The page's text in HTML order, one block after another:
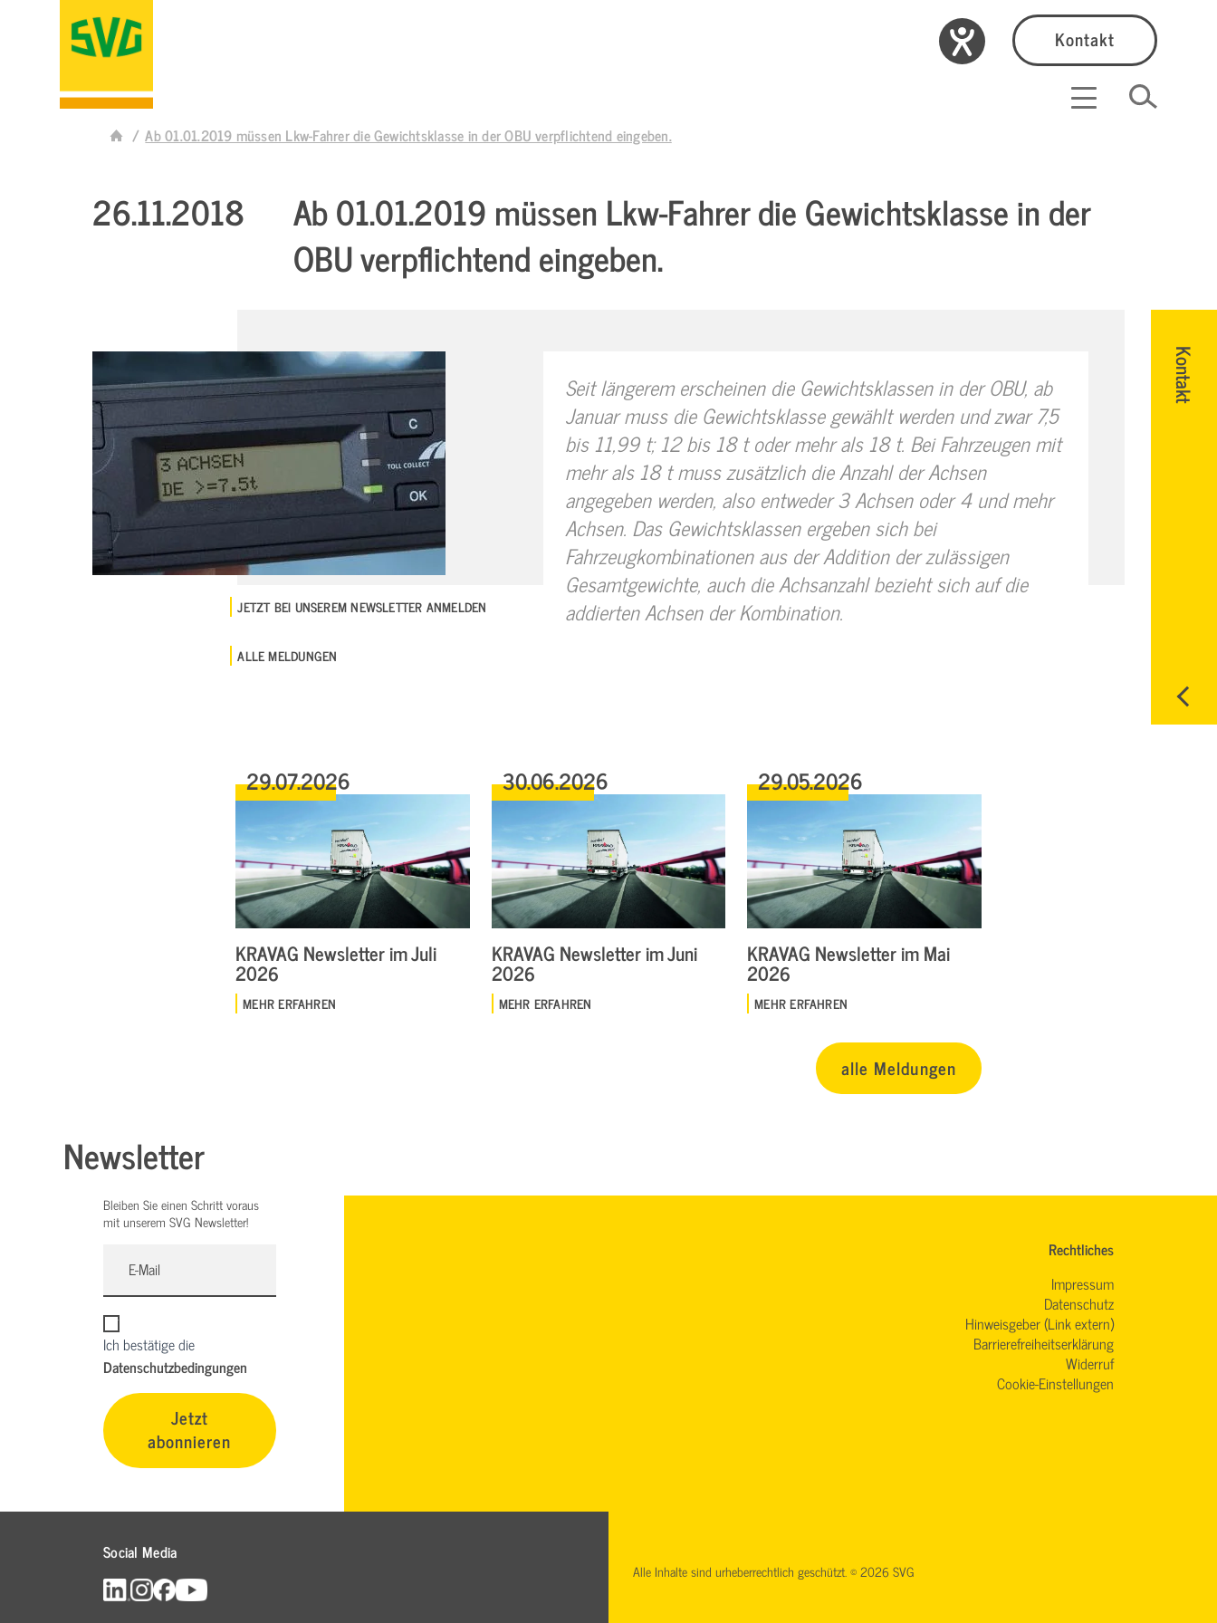
Kontakt
Kontakt
Ab 01.01.2019 müssen Lkw-Fahrer die Gewichtsklasse in der OBU verpflichtend eingeben.
26.11.2018
Ab 01.01.2019 müssen Lkw-Fahrer die Gewichtsklasse in der
OBU verpflichtend eingeben.
JETZT BEI UNSEREM NEWSLETTER ANMELDEN
ALLE MELDUNGEN
Seit längerem erscheinen die Gewichtsklassen in der OBU, ab
Januar muss die Gewichtsklasse gewählt werden und zwar 7,5
bis 11,99 t; 12 bis 18 t oder mehr als 18 t. Bei Fahrzeugen mit
mehr als 18 t muss zusätzlich die Anzahl der Achsen
angegeben werden, also entweder 3 Achsen oder 4 und mehr
Achsen. Das Gewichtsklassen ergeben sich bei
Fahrzeugkombinationen aus der Addition der zulässigen
Gesamtgewichte, auch die Achsanzahl bezieht sich auf die
addierten Achsen der Kombination.
29.07.2026
KRAVAG Newsletter im Juli
2026
MEHR ERFAHREN
30.06.2026
KRAVAG Newsletter im Juni
2026
MEHR ERFAHREN
29.05.2026
KRAVAG Newsletter im Mai
2026
MEHR ERFAHREN
alle Meldungen
Newsletter
Bleiben Sie einen Schritt voraus
mit unserem SVG Newsletter!
Ich bestätige die
Datenschutzbedingungen
Jetzt
abonnieren
Rechtliches
Impressum
Datenschutz
Hinweisgeber (Link extern)
Barrierefreiheitserklärung
Widerruf
Cookie-Einstellungen
Social Media
Alle Inhalte sind urheberrechtlich geschützt. © 2026 SVG